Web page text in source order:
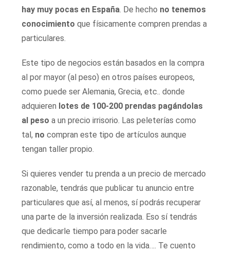
hay muy pocas en España . De hecho no tenemos
conocimiento que físicamente compren prendas a
particulares.
Este tipo de negocios están basados en la compra
al por mayor (al peso) en otros países europeos,
como puede ser Alemania, Grecia, etc.. donde
adquieren lotes de 100-200 prendas pagándolas
al peso a un precio irrisorio. Las peleterías como
tal, no compran este tipo de artículos aunque
tengan taller propio.
Si quieres vender tu prenda a un precio de mercado
razonable, tendrás que publicar tu anuncio entre
particulares que así, al menos, sí podrás recuperar
una parte de la inversión realizada. Eso sí tendrás
que dedicarle tiempo para poder sacarle
rendimiento, como a todo en la vida…. Te cuento